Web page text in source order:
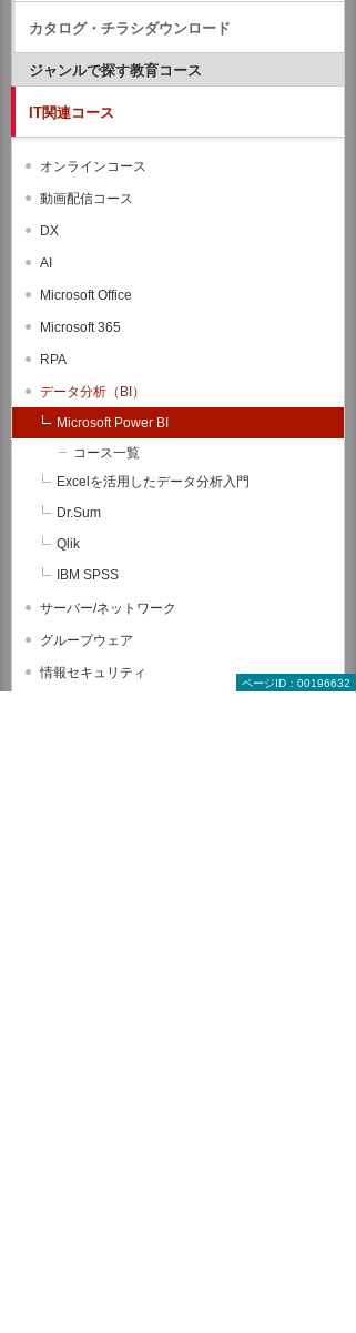
ページID：00196632
カタログ・チラシダウンロード
ジャンルで探す教育コース
IT関連コース
オンラインコース
動画配信コース
DX
AI
Microsoft Office
Microsoft 365
RPA
データ分析（BI）
Microsoft Power BI
コース一覧
Excelを活用したデータ分析入門
Dr.Sum
Qlik
IBM SPSS
サーバー/ネットワーク
グループウェア
情報セキュリティ